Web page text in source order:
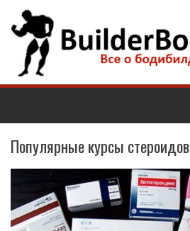
Наверх
Популярные курсы стероидов